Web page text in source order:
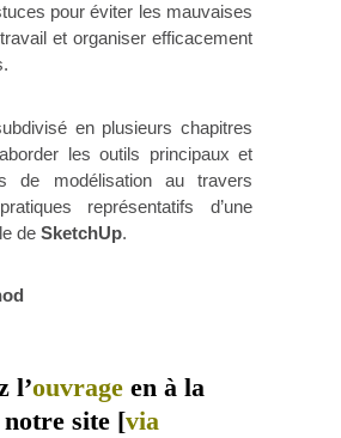
pour éviter les mauvaises
et organiser efficacement
en plusieurs chapitres
les outils principaux et
de modélisation au travers
représentatifs d’une
de SketchUp.
l’ouvrage en à la
site [via